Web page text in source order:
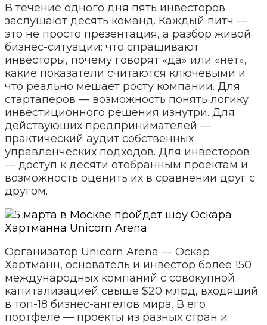
В течение одного дня пять инвесторов
заслушают десять команд. Каждый питч —
это не просто презентация, а разбор живой
бизнес-ситуации: что спрашивают
инвесторы, почему говорят «да» или «нет»,
какие показатели считаются ключевыми и
что реально мешает росту компании. Для
стартаперов — возможность понять логику
инвестиционного решения изнутри. Для
действующих предпринимателей —
практический аудит собственных
управленческих подходов. Для инвесторов
— доступ к десяти отобранным проектам и
возможность оценить их в сравнении друг с
другом.
Организатор Unicorn Arena — Оскар
Хартманн, основатель и инвестор более 150
международных компаний с совокупной
капитализацией свыше $20 млрд, входящий
в топ-18 бизнес-ангелов мира. В его
портфеле — проекты из разных стран и